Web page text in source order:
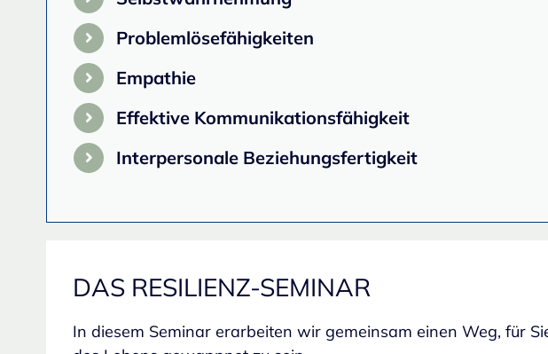
Problemlösefähigkeiten
Empathie
Effektive Kommunikationsfähigkeit
Interpersonale Beziehungsfertigkeit
DAS RESILIENZ-SEMINAR
In diesem Seminar erarbeiten wir gemeinsam einen Weg, für